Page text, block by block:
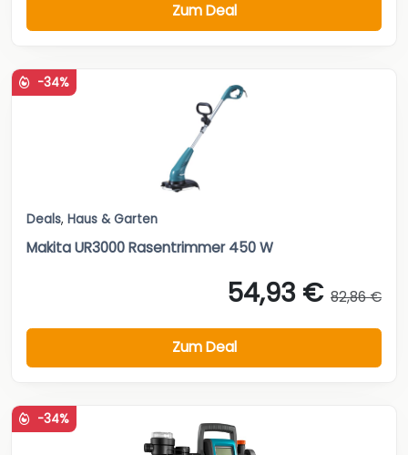
Zum Deal
-34%
Deals, Haus & Garten
Makita UR3000 Rasentrimmer 450 W
54,93 € 82,86 €
Zum Deal
-34%